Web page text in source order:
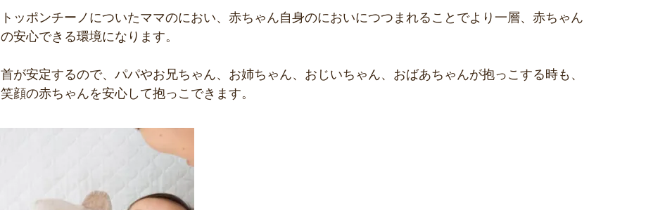
トッポンチーノについたママのにおい、赤ちゃん自身のにおいにつつまれることでより一層、赤ちゃん
の安心できる環境になります。
首が安定するので、パパやお兄ちゃん、お姉ちゃん、おじいちゃん、おばあちゃんが抱っこする時も、
笑顔の赤ちゃんを安心して抱っこできます。